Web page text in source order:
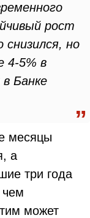
рост
снизился, но
4-5% в
Банке
месяцы
а
три года
чем
может